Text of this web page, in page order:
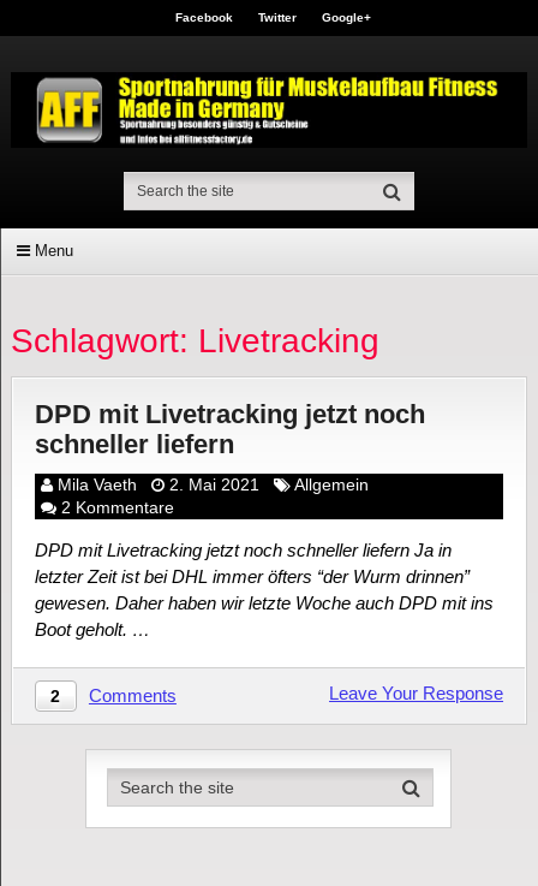
Facebook Twitter Google+
Menu
Schlagwort: Livetracking
DPD mit Livetracking jetzt noch
schneller liefern
Mila Vaeth 2. Mai 2021
Allgemein
2 Kommentare
DPD mit Livetracking jetzt noch schneller liefern Ja in
letzter Zeit ist bei DHL immer öfters “der Wurm drinnen”
gewesen. Daher haben wir letzte Woche auch DPD mit ins
Boot geholt. …
2 Comments Leave Your Response